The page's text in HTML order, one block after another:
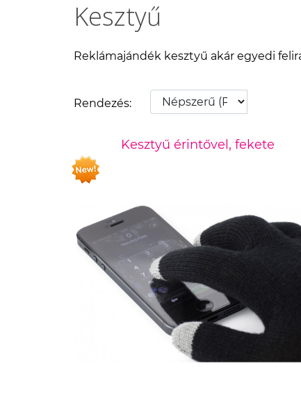
Kesztyű
Reklámajándék kesztyű akár egyedi
Rendezés:
Kesztyű érintővel, fekete